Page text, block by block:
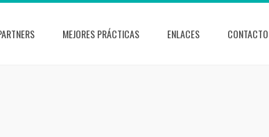
MEJORES PRÁCTICAS ENLACES CONTACTO